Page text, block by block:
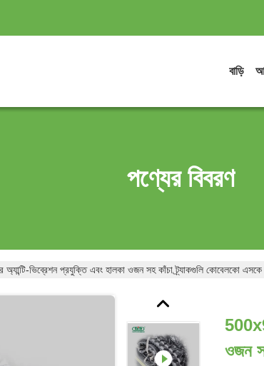
বাড়ি
পণ্যের বিবরণ
ভিব্রেশন প্রযুক্তি এবং হালকা ওজন সহ কাঁচা ট্র্যাকগুলি কোবেলকো
ওজন